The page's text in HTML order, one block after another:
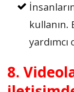
kullanın.
8.